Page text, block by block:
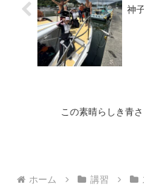
神
この素晴らしき青さ
ホーム 講習